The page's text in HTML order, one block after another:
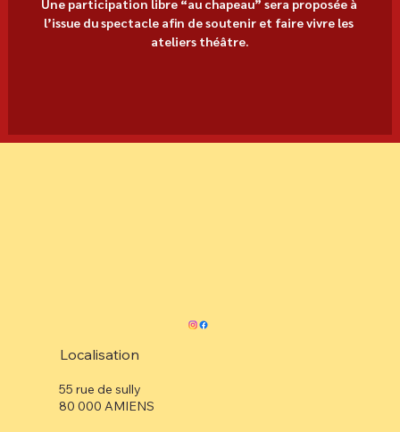
Une participation libre “au chapeau” sera proposée à
l’issue du spectacle afin de soutenir et faire vivre les
ateliers théâtre.
Localisation
55 rue de sully
80 000 AMIENS